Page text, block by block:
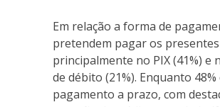
Em relação a forma de
pretendem pagar os
principalmente no PIX (41%) e
de débito (21%). Enquanto 48%
pagamento a prazo, com